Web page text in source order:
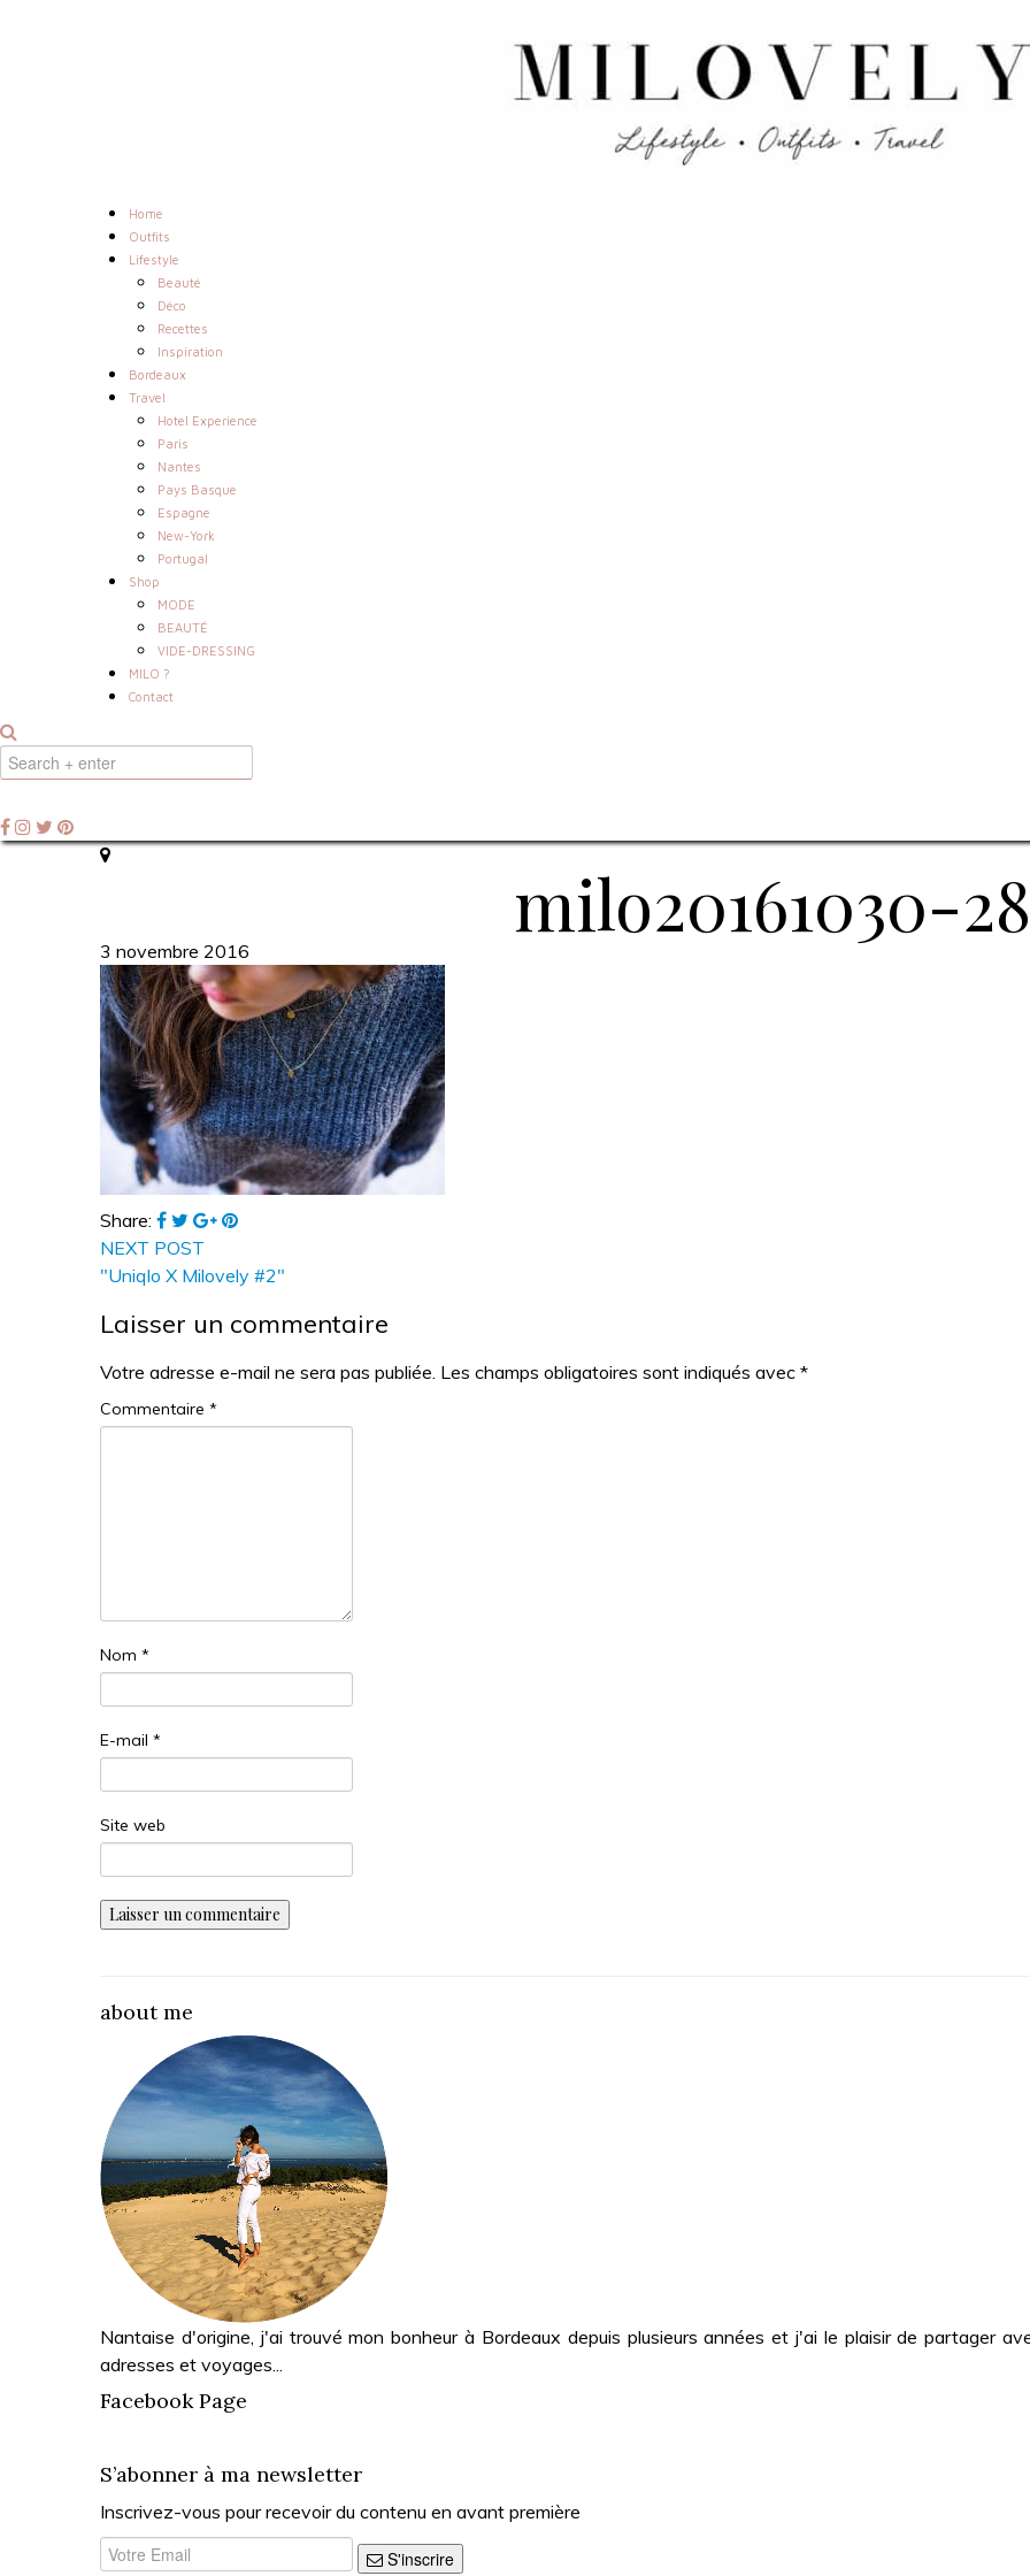
Home
Outfits
Lifestyle
Beauté
Déco
Recettes
Inspiration
Bordeaux
Travel
Hotel Experience
Paris
Nantes
Pays Basque
Espagne
New-York
Portugal
Shop
MODE
BEAUTÉ
VIDE-DRESSING
MILO ?
Contact
milo20161030-28
3 novembre 2016
Share:
NEXT POST
"Uniqlo X Milovely #2"
Laisser un commentaire
Votre adresse e-mail ne sera pas publiée. Les champs obligatoires sont indiqués avec *
Commentaire *
Nom *
E-mail *
Site web
about me
Nantaise d'origine, j'ai trouvé mon bonheur à Bordeaux depuis plusieurs années et j'ai le plaisir de partager
adresses et voyages...
Facebook Page
S’abonner à ma newsletter
Inscrivez-vous pour recevoir du contenu en avant première
S'inscrire